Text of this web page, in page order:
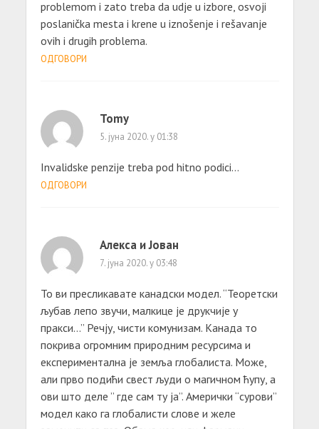
problemom i zato treba da udje u izbore, osvoji
poslanička mesta i krene u iznošenje i rešavanje
ovih i drugih problema.
ОДГОВОРИ
Tomy
5. јуна 2020. у 01:38
Invalidske penzije treba pod hitno podici…
ОДГОВОРИ
Алекса и Јован
7. јуна 2020. у 03:48
То ви пресликавате канадски модел. “Теоретски
љубав лепо звучи, малкице је друкчије у
пракси…” Речју, чисти комунизам. Канада то
покрива огромним природним ресурсима и
експериментална је земља глобалиста. Може,
али прво подићи свест људи о магичном ћупу, а
ови што деле ” где сам ту ја”. Амерички “сурови”
модел како га глобалисти слове и желе